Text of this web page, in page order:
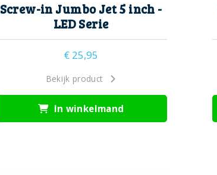
Screw-in Jumbo Jet 5 inch -
LED Serie
€ 25,95
Bekijk product
In winkelmand